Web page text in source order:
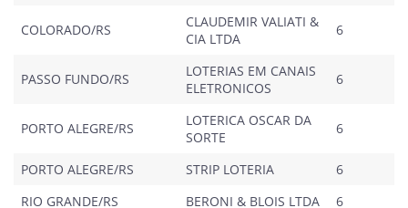
COLORADO/RS
CLAUDEMIR VALIATI &
CIA LTDA
6
PASSO FUNDO/RS
LOTERIAS EM CANAIS
ELETRONICOS
6
PORTO ALEGRE/RS
LOTERICA OSCAR DA
SORTE
6
PORTO ALEGRE/RS STRIP LOTERIA
6
RIO GRANDE/RS
BERONI & BLOIS LTDA
6